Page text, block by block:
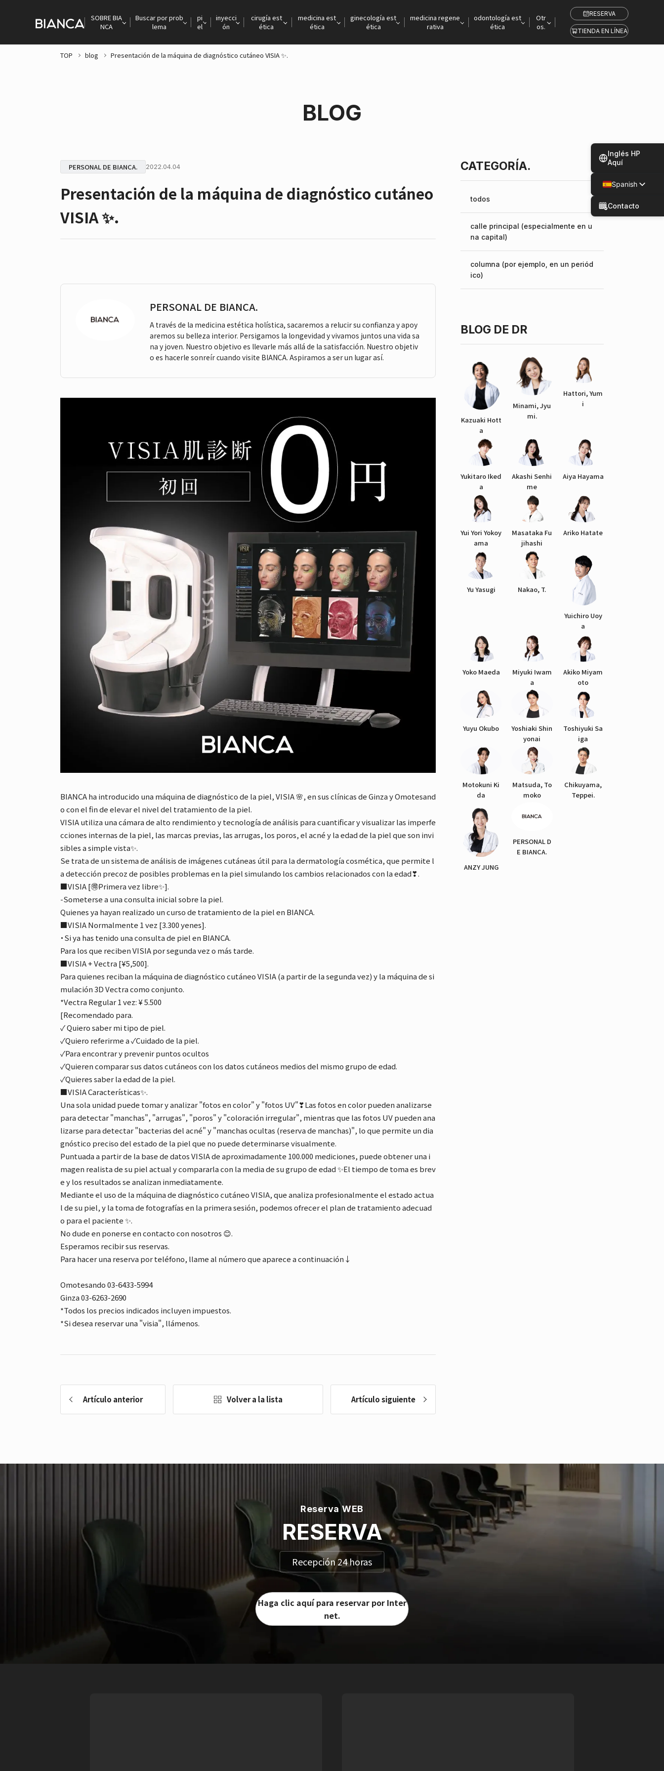
SOBRE BIA
NCA
Buscar por prob
lema
pi
el
inyecci
ón
cirugía est
ética
medicina est
ética
ginecología est
ética
medicina regene
rativa
odontología est
ética
Otr
os.
RESERVA
TIENDA EN LÍNEA
TOP blog Presentación de la máquina de diagnóstico cutáneo VISIA ✨.
BLOG
PERSONAL DE BIANCA. 2022.04.04
Presentación de la máquina de diagnóstico cutáneo
VISIA ✨.
PERSONAL DE BIANCA.
A través de la medicina estética holística, sacaremos a relucir su confianza y apoy
aremos su belleza interior. Persigamos la longevidad y vivamos juntos una vida sa
na y joven. Nuestro objetivo es llevarle más allá de la satisfacción. Nuestro objetiv
o es hacerle sonreír cuando visite BIANCA. Aspiramos a ser un lugar así.
BIANCA ha introducido una máquina de diagnóstico de la piel, VISIA 🌸, en sus clínicas de Ginza y Omotesand
o con el fin de elevar el nivel del tratamiento de la piel.
VISIA utiliza una cámara de alto rendimiento y tecnología de análisis para cuantificar y visualizar las imperfe
cciones internas de la piel, las marcas previas, las arrugas, los poros, el acné y la edad de la piel que son invi
sibles a simple vista✨.
Se trata de un sistema de análisis de imágenes cutáneas útil para la dermatología cosmética, que permite l
a detección precoz de posibles problemas en la piel simulando los cambios relacionados con la edad❣.
■VISIA [🉐Primera vez libre✨].
-Someterse a una consulta inicial sobre la piel.
Quienes ya hayan realizado un curso de tratamiento de la piel en BIANCA.
■VISIA Normalmente 1 vez [3.300 yenes].
・Si ya has tenido una consulta de piel en BIANCA.
Para los que reciben VISIA por segunda vez o más tarde.
■VISIA + Vectra [¥5,500].
Para quienes reciban la máquina de diagnóstico cutáneo VISIA (a partir de la segunda vez) y la máquina de si
mulación 3D Vectra como conjunto.
*Vectra Regular 1 vez: ¥ 5.500
[Recomendado para.
✓ Quiero saber mi tipo de piel.
✓Quiero referirme a ✓Cuidado de la piel.
✓Para encontrar y prevenir puntos ocultos
✓Quieren comparar sus datos cutáneos con los datos cutáneos medios del mismo grupo de edad.
✓Quieres saber la edad de la piel.
■VISIA Características✨.
Una sola unidad puede tomar y analizar "fotos en color" y "fotos UV"❣Las fotos en color pueden analizarse
para detectar "manchas", "arrugas", "poros" y "coloración irregular", mientras que las fotos UV pueden ana
lizarse para detectar "bacterias del acné" y "manchas ocultas (reserva de manchas)", lo que permite un dia
gnóstico preciso del estado de la piel que no puede determinarse visualmente.
Puntuada a partir de la base de datos VISIA de aproximadamente 100.000 mediciones, puede obtener una i
magen realista de su piel actual y compararla con la media de su grupo de edad ✨El tiempo de toma es brev
e y los resultados se analizan inmediatamente.
Mediante el uso de la máquina de diagnóstico cutáneo VISIA, que analiza profesionalmente el estado actua
l de su piel, y la toma de fotografías en la primera sesión, podemos ofrecer el plan de tratamiento adecuad
o para el paciente ✨.
No dude en ponerse en contacto con nosotros 😊.
Esperamos recibir sus reservas.
Para hacer una reserva por teléfono, llame al número que aparece a continuación↓
Omotesando 03-6433-5994
Ginza 03-6263-2690
*Todos los precios indicados incluyen impuestos.
*Si desea reservar una "visia", llámenos.
Artículo anterior Volver a la lista Artículo siguiente
CATEGORÍA.
todos
calle principal (especialmente en u
na capital)
columna (por ejemplo, en un periód
ico)
BLOG DE DR
Kazuaki Hott
a
Minami, Jyu
mi.
Hattori, Yum
i
Yukitaro Iked
a
Akashi Senhi
me
Aiya Hayama
Yui Yori Yokoy
ama
Masataka Fu
jihashi
Ariko Hatate
Yu Yasugi Nakao, T.
Yuichiro Uoy
a
Yoko Maeda
Miyuki Iwam
a
Akiko Miyam
oto
Yuyu Okubo
Yoshiaki Shin
yonai
Toshiyuki Sa
iga
Motokuni Ki
da
Matsuda, To
moko
Chikuyama,
Teppei.
ANZY JUNG
PERSONAL D
E BIANCA.
Reserva WEB
RESERVA
Recepción 24 horas
Haga clic aquí para reservar por Inter
net.
Inglés HP
Aquí
Spanish
Chinese
Contacto